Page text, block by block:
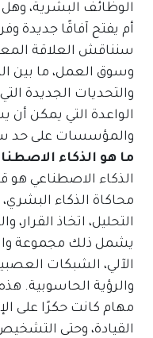
الوظائف البشرية،
أم يفتح آفاقًا جديدة
سنناقش العلاقة
وسوق العمل، ما بين
والتحديات الجديدة
الواعدة التي يمكن أن
والمؤسسات على حد
ما هو الذكاء
الذكاء الاصطناعي هو
محاكاة الذكاء
التحليل، اتخاذ القرار،
يشمل ذلك مجموعة
الآلي، الشبكات
والرؤية الحاسوبية.
مهام كانت حكرًا على
القيادة، وحتى